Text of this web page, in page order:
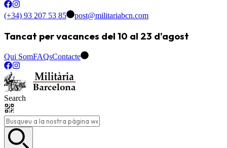
(+34) 93 207 53 85 post@militariabcn.com
Tancat per vacances del 10 al 23 d'agost
Qui SomFAQsContacte
Search